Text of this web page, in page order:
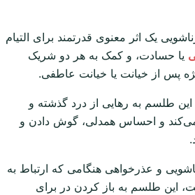
یک اثر معنوی قدرتمند برای التیام
یا حسادت، و کمک به هر دو شریک
پس از خیانت یا خیانت عاطفی.
طلسم به رهایی از درد گذشته و
و احساس همدلی، گوش دادن و
و عذرخواهی هنگامی که ارتباط به
این طلسم به باز کردن در برای